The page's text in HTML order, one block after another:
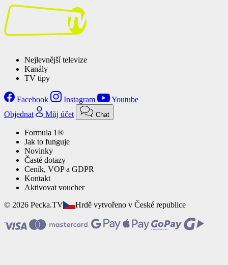
Nejlevnější televize
Kanály
TV tipy
Facebook Instagram
Youtube
Objednat
Můj účet Chat
Formula 1®
Jak to funguje
Novinky
Časté dotazy
Ceník, VOP a GDPR
Kontakt
Aktivovat voucher
© 2026 Pecka.TV
Hrdě vytvořeno v České republice